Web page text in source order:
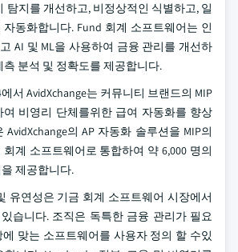
탐지를 개선하고, 비정상적인 식별하고, 일
동화합니다. Fund 회계 소프트웨어는 인
AI 및 ML을 사용하여 금융 관리를 개선하
측 분석 및 정확도를 제공합니다.
서 AvidXchange는 커뮤니티 브랜드의 MIP
여 비영리 단체를위한 급여 자동화를 향상
의 AP 자동화 솔루션을 MIP의
계 소프트웨어로 통합하여 약 6,000 명의
제공합니다.
유연성은 기금 회계 소프트웨어 시장에서
습니다. 조직은 독특한 금융 관리가 필요
맞는 소프트웨어를 사용자 정의 할 수있